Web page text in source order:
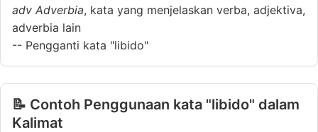
adv Adverbia, kata yang menjelaskan verba, adjektiva,
adverbia lain
-- Pengganti kata "libido"
📝 Contoh Penggunaan kata "libido" dalam
Kalimat